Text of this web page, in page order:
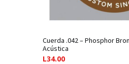
Cuerda .042 – Phosphor
Acústica
L34.00